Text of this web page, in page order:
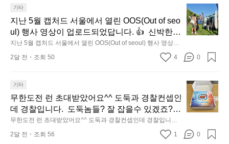
맛
나
고
3.
해
바
다
모
듬
기
𝗮
𝗿
𝗮
𝗻
𝗲
𝗶
𝗰
𝗼
𝗲
지
마
운
틴
어
쉐
이
드
점
시
기타
지난 5월 캡처드 서울에서 열린 OOS(Out of seo
ul) 행사 영상이 업로드되었답니다. 👍  신박한
기획으로 (당신의 제품은 테무를 이길수 있습니
까?) 부스 담당자들을 인터뷰해봤습니다.  솔직
지난 5월 캡처드 서울에서 열린 OOS(Out of seoul) 행사 영상이
업로드되었답니다. 👍  신박한 기획으로 (당신의 제품은 테무를
이길수 있습니까?) 부스 담당자들을 인터뷰해봤습니다.  솔직한
지
난
5
처
서
울
에
서
린
2달 전 조회 50 4 0
기타
무한도전 런 초대받았어요^^ 도둑과 경찰컨셉인
데 경찰입니다.  도둑놈들? 잘 잡을수 있겠죠?
ㅎㅎ
무한도전 런 초대받았어요^^ 도둑과 경찰컨셉인데 경찰입니다.
무
한
도
런
초
2달 전 조회 56 1 0